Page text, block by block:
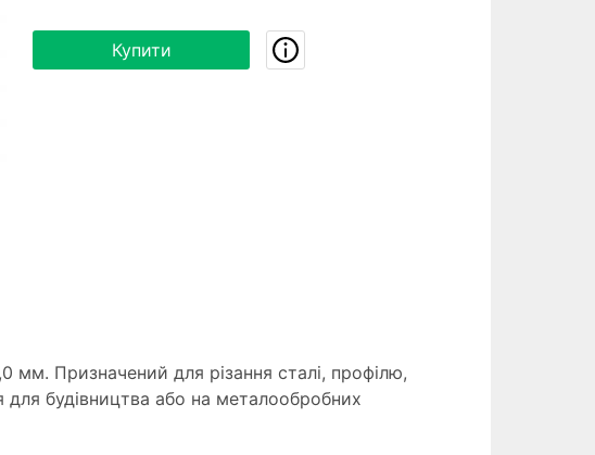
Купити
мм. Призначений для різання сталі, профілю,
будівництва або на металообробних